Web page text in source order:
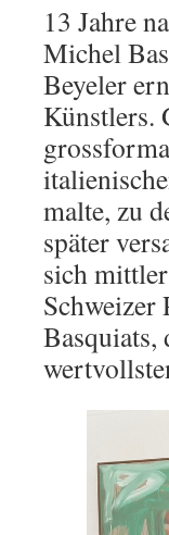
13 Jahre
Michel
Beyeler
Künstlers.
malte, zu
später
sich
Schweizer
Basquiats,